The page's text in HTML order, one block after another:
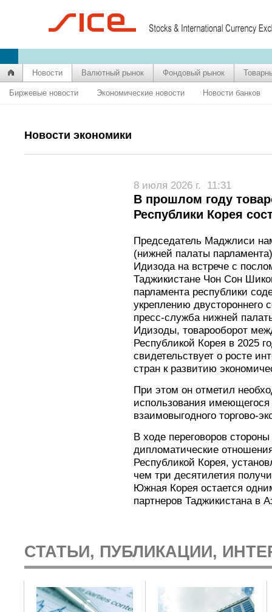
Новости Валютный рынок Фондовый рынок
Биржевые новости Экономические новости Новости банков
Новости экономики
8 июля 2026 г. 11:31
В прошлом году
Республики Корея
Председатель Маджлиси
(нижней палаты
Идизода на встрече с
Таджикистане Чон Сон
парламента республики
укреплению двустороннего
пресс-служба нижней
Идизоды, товарооборот
Республикой Корея в 2025
свидетельствует о росте
стран к развитию
При этом он отметил
использования
взаимовыгодного торгово-
В ходе переговоров
дипломатические
Республикой Корея,
чем три десятилетия
Южная Корея остается
партнеров Таджикистана в
СТАТЬИ, ПУБЛИКАЦИИ,